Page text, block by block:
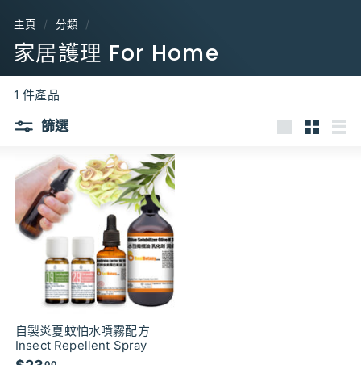
主頁 / 分類 /
家居護理 For Home
1 件產品
篩選
自製炎夏蚊怕水噴霧配方
Insect Repellent Spray